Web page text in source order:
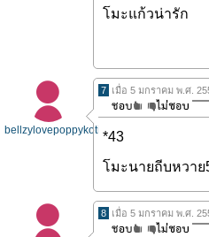
โมะแก้วน่ารัก
bellzylovepoppykotic
7 เมื่อ 5 มกราคม พ.ศ.
*43
โมะนายถีบหวาย
8 เมื่อ 5 มกราคม พ.ศ.